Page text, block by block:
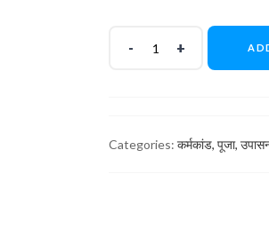
Categories: कर्मकांड, पूजा,